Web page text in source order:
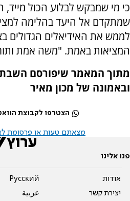
כי מי שמבקש לבלוע הכול מייד,
שמתקדם אל היעד בהלימה
לממש את האידיאלים הגדולים
המציאות באמת. "משה אמת
מתוך המאמר שיפורסם
ובאמונה של מכון מאיר
הצטרפו לקבוצת
מצאתם טעות או פרסומת לא
פנו אלינו
אודות
יצירת קשר
Pусский
عربية